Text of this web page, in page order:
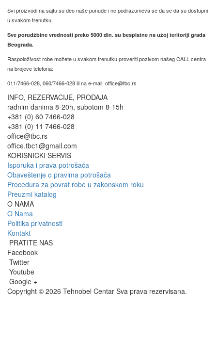
Svi proizvodi na sajtu su deo naše ponude i ne podrazumeva se da se da su dostupni
u svakom trenutku.
Sve porudžbine vrednosti preko 5000 din. su besplatne na užoj teritoriji grada
Beograda.
Raspoloživost robe možete u svakom trenutku proveriti pozivom našeg CALL centra
na brojeve telefona:
011/7466-028, 060/7466-028 ili na e-mail: office@tbc.rs
INFO, REZERVACIJE, PRODAJA
radnim danima 8-20h, subotom 8-15h
+381 (0) 60 7466-028
+381 (0) 11 7466-028
office@tbc.rs
office.tbc1@gmail.com
KORISNIČKI SERVIS
Isporuka i prava potrošača
Obaveštenje o pravima potrošača
Procedura za povrat robe u zakonskom roku
Preuzmi katalog
O NAMA
O Nama
Politika privatnosti
Kontakt
PRATITE NAS
Facebook
Twitter
Youtube
Google +
Copyright © 2026 Tehnobel Centar Sva prava rezervisana.